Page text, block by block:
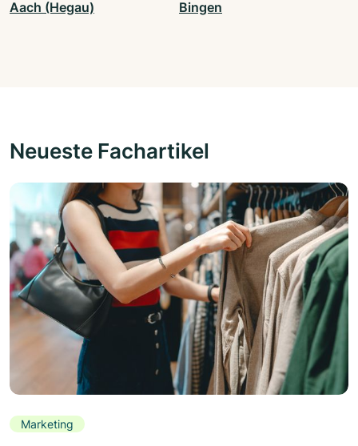
Aach (Hegau) Bingen
Neueste Fachartikel
Marketing